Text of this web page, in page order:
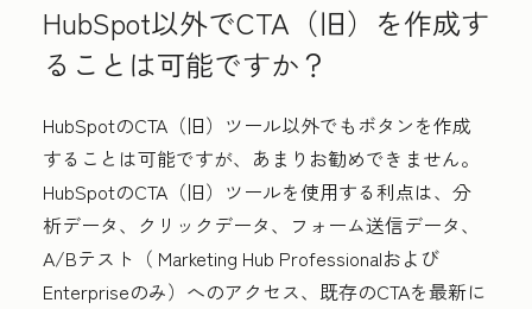
HubSpot以外でCTA（旧）を作成す
ることは可能ですか？
HubSpotのCTA（旧）ツール以外でもボタンを作成
することは可能ですが、あまりお勧めできません。
HubSpotのCTA（旧）ツールを使用する利点は、分
析データ、クリックデータ、フォーム送信データ、
A/Bテスト （ Marketing Hub Professionalおよび
Enterpriseのみ）へのアクセス、既存のCTAを最新に